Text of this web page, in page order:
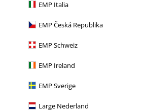
EMP Italia
EMP Česká Republika
EMP Schweiz
EMP Ireland
EMP Sverige
Large Nederland